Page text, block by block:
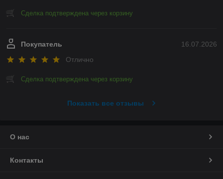
Сделка подтверждена через корзину
16.07.2026
Покупатель
Отлично
Сделка подтверждена через корзину
Показать все отзывы
О нас
Контакты